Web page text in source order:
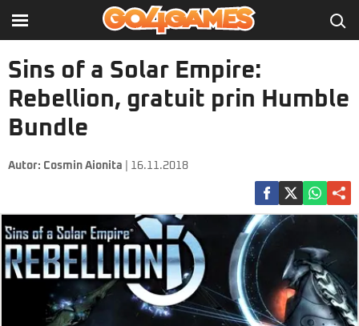
Sins of a Solar Empire:
Rebellion, gratuit prin Humble
Bundle
Autor: Cosmin Aionita | 16.11.2018